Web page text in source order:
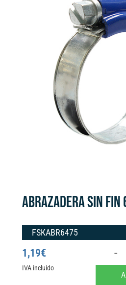
ABRAZADERA SIN
FSKABR6475
1,19€
IVA incluido
SIN